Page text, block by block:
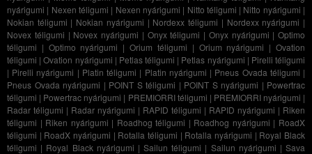
nyárigumi | Nexen téligumi | Nexen nyárigumi | Nitto téligumi | Nitto nyárigumi |
Nokian téligumi | Nokian nyárigumi | Nordexx téligumi | Nordexx nyárigumi |
Novex téligumi | Novex nyárigumi | Onyx téligumi | Onyx nyárigumi | Optimo
téligumi | Optimo nyárigumi |Orium téligumi | Orium nyárigumi |Ovation
téligumi |Ovation nyárigumi | Petlas téligumi | Petlas nyárigumi | Pirelli téligumi
| Pirelli nyárigumi | Platin téligumi | Platin nyárigumi | Pneus Ovada téligumi |
Pneus Ovada nyárigumi | POINT S téligumi | POINT S nyárigumi | Powertrac
téligumi | Powertrac nyárigumi | PREMIORRI téligumi | PREMIORRI nyárigumi |
Radar téligumi | Radar nyárigumi | RAPID téligumi | RAPID nyárigumi | Riken
téligumi | Riken nyárigumi | Roadhog téligumi | Roadhog nyárigumi | RoadX
téligumi | RoadX nyárigumi | Rotalla téligumi | Rotalla nyárigumi | Royal Black
téligumi | Royal Black nyárigumi |Sailun téligumi | Sailun nyárigumi |Sava